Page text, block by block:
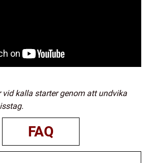
vid kalla starter genom att undvika
FAQ